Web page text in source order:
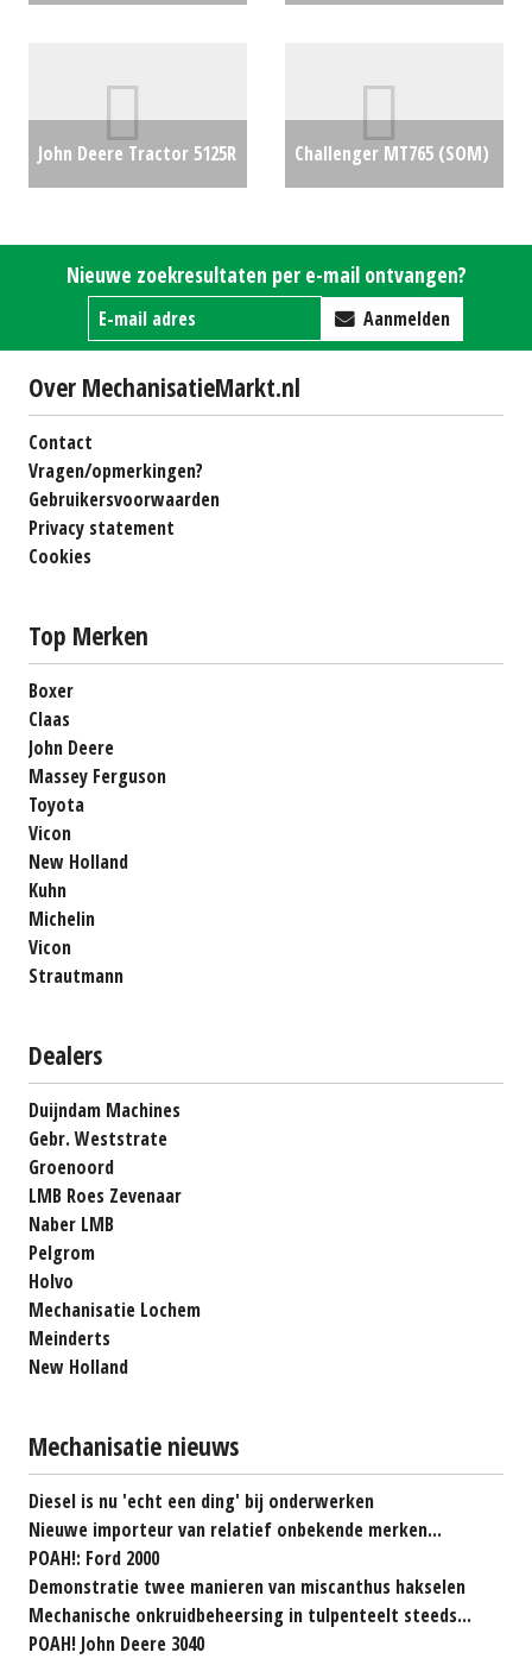
John Deere Tractor 5125R
Challenger MT765 (SOM)
Nieuwe zoekresultaten per e-mail ontvangen?
Aanmelden
Over MechanisatieMarkt.nl
Contact
Vragen/opmerkingen?
Gebruikersvoorwaarden
Privacy statement
Cookies
Top Merken
Boxer
Claas
John Deere
Massey Ferguson
Toyota
Vicon
New Holland
Kuhn
Michelin
Vicon
Strautmann
Dealers
Duijndam Machines
Gebr. Weststrate
Groenoord
LMB Roes Zevenaar
Naber LMB
Pelgrom
Holvo
Mechanisatie Lochem
Meinderts
New Holland
Mechanisatie nieuws
Diesel is nu 'echt een ding' bij onderwerken
Nieuwe importeur van relatief onbekende merken...
POAH!: Ford 2000
Demonstratie twee manieren van miscanthus hakselen
Mechanische onkruidbeheersing in tulpenteelt steeds...
POAH! John Deere 3040